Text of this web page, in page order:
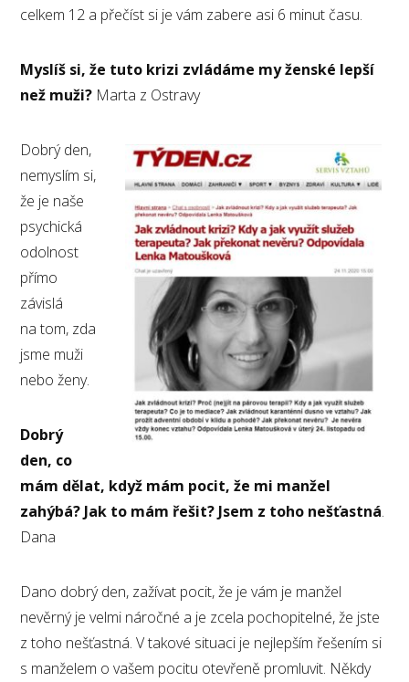
celkem 12 a přečíst si je vám zabere asi 6 minut času.
Myslíš si, že tuto krizi zvládáme my ženské lepší
než muži? Marta z Ostravy
Dobrý den,
nemyslím si,
že je naše
psychická
odolnost
přímo
závislá
na tom, zda
jsme muži
nebo ženy.
Dobrý
den, co
mám dělat, když mám pocit, že mi manžel
zahýbá? Jak to mám řešit? Jsem z toho nešťastná.
Dana
Dano dobrý den, zažívat pocit, že je vám je manžel
nevěrný je velmi náročné a je zcela pochopitelné, že jste
z toho nešťastná. V takové situaci je nejlepším řešením si
s manželem o vašem pocitu otevřeně promluvit. Někdy